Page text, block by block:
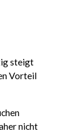
steigt
Vorteil
nicht